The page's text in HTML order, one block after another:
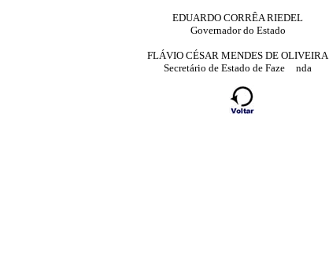
EDUARDO CORRÊA RIEDEL
Governador do Estado
FLÁVIO CÉSAR MENDES DE OLIVEIRA
Secretário de Estado de Faze
nda